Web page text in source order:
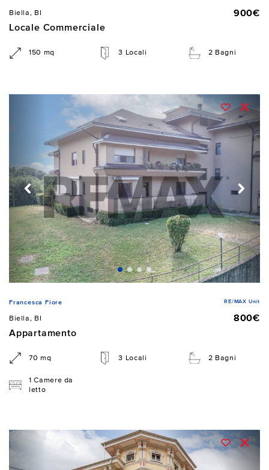
Biella, BI
900€
Locale Commerciale
150 mq 3 Locali 2 Bagni
Francesca Fiore RE/MAX Unit
Biella, BI
800€
Appartamento
70 mq 3 Locali 2 Bagni
1 Camere da
letto